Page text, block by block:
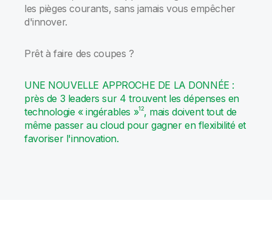
les pièges courants, sans jamais vous empêcher
d'innover.
Prêt à faire des coupes ?
UNE NOUVELLE APPROCHE DE LA DONNÉE :
près de 3 leaders sur 4 trouvent les dépenses en
technologie « ingérables »12, mais doivent tout de
même passer au cloud pour gagner en flexibilité et
favoriser l'innovation.